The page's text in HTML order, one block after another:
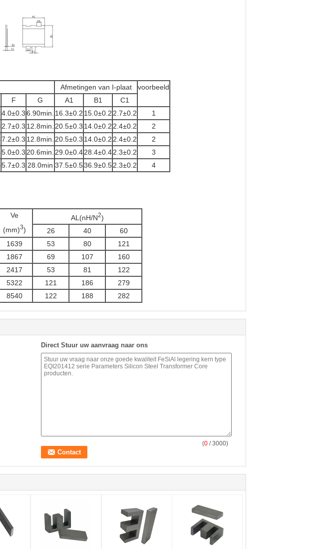
Afmetingen van I-plaat
voorbeeld
F G A1 B1
C1
4.0±0.36.90min. 16.3±0.2 15.0±0.2 2.7±0.2
1
2.7±0.3 12.8min. 20.5±0.3 14.0±0.2 2.4±0.2
2
7.2±0.3 12.8min. 20.5±0.3 14.0±0.2 2.4±0.2
2
5.0±0.3 20.6min. 29.0±0.428.4±0.42.3±0.2
3
5.7±0.3 28.0min 37.5±0.536.9±0.52.3±0.2 4
Ve
(mm)3)
AL(nH/N2)
26
40
60
1639 53 80
121
1867 69 107
160
2417 53 81
122
5322 121 186
279
8540 122 188 282
Direct Stuur uw aanvraag naar ons
(0 / 3000)